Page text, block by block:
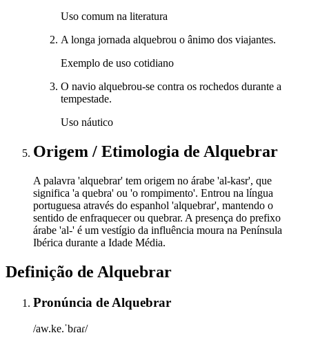
Uso comum na literatura
A longa jornada alquebrou o ânimo dos viajantes.
Exemplo de uso cotidiano
O navio alquebrou-se contra os rochedos durante a
tempestade.
Uso náutico
Origem / Etimologia de Alquebrar
A palavra 'alquebrar' tem origem no árabe 'al-kasr', que
significa 'a quebra' ou 'o rompimento'. Entrou na língua
portuguesa através do espanhol 'alquebrar', mantendo o
sentido de enfraquecer ou quebrar. A presença do prefixo
árabe 'al-' é um vestígio da influência moura na Península
Ibérica durante a Idade Média.
Definição de Alquebrar
Pronúncia de Alquebrar
/aw.ke.ˈbɾaɾ/